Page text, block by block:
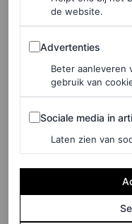
©GORUNWAY.COM
de website.
Advertenties
Advertenties
Beter aanleveren
gebruik van
Sociale media in
Sociale media in
Laten zien van